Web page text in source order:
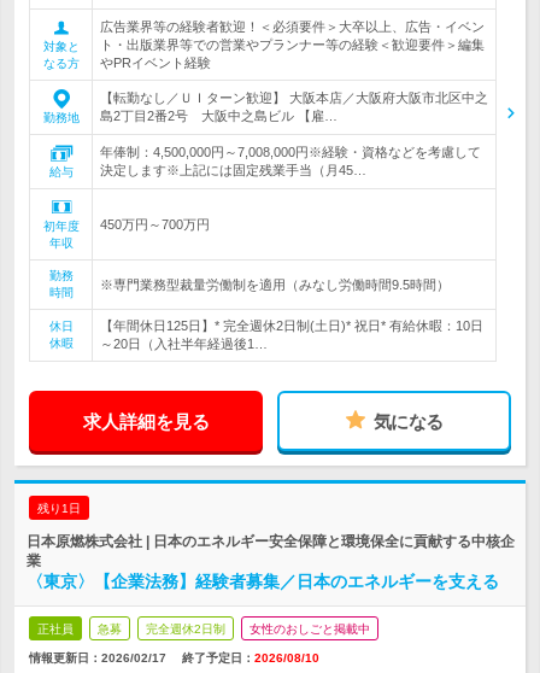
対象と
なる方
広告業界等の経験者歓迎！＜必須要件＞大卒以上、広告・イベン
ト・出版業界等での営業やプランナー等の経験＜歓迎要件＞編集
やPRイベント経験
勤務地
【転勤なし／ＵＩターン歓迎】 大阪本店／大阪府大阪市北区中之
島2丁目2番2号 大阪中之島ビル 【雇…
給与
年俸制：4,500,000円～7,008,000円※経験・資格などを考慮して
決定します※上記には固定残業手当（月45…
初年度
年収
450万円～700万円
勤務
時間
※専門業務型裁量労働制を適用（みなし労働時間9.5時間）
休日
休暇
【年間休日125日】* 完全週休2日制(土日)* 祝日* 有給休暇：10日
～20日（入社半年経過後1…
求人詳細を見る 気になる
残り1日
日本原燃株式会社 | 日本のエネルギー安全保障と環境保全に貢献する中核企
業
〈東京〉【企業法務】経験者募集／日本のエネルギーを支える
正社員 急募 完全週休2日制 女性のおしごと掲載中
情報更新日：2026/02/17 終了予定日： 2026/08/10